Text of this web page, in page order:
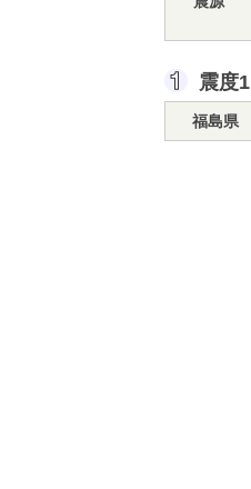
震度1
福島県